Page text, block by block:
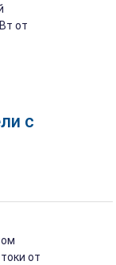
с
от
от